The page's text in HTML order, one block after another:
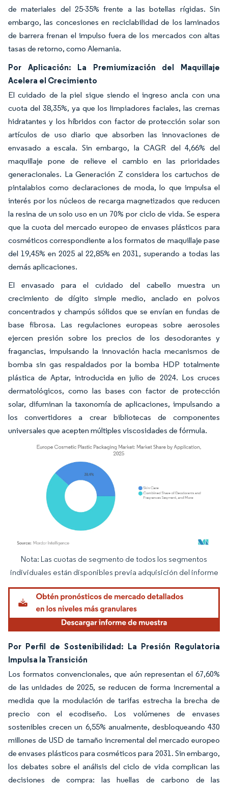
de materiales del 25-35% frente a las botellas rígidas. Sin
embargo, las concesiones en reciclabilidad de los laminados
de barrera frenan el impulso fuera de los mercados con altas
tasas de retorno, como Alemania.
Por Aplicación: La Premiumización del Maquillaje
Acelera el Crecimiento
El cuidado de la piel sigue siendo el ingreso ancla con una
cuota del 38,35%, ya que los limpiadores faciales, las cremas
hidratantes y los híbridos con factor de protección solar son
artículos de uso diario que absorben las innovaciones de
envasado a escala. Sin embargo, la CAGR del 4,66% del
maquillaje pone de relieve el cambio en las prioridades
generacionales. La Generación Z considera los cartuchos de
pintalabios como declaraciones de moda, lo que impulsa el
interés por los núcleos de recarga magnetizados que reducen
la resina de un solo uso en un 70% por ciclo de vida. Se espera
que la cuota del mercado europeo de envases plásticos para
cosméticos correspondiente a los formatos de maquillaje pase
del 19,45% en 2025 al 22,85% en 2031, superando a todas las
demás aplicaciones.
El envasado para el cuidado del cabello muestra un
crecimiento de dígito simple medio, anclado en polvos
concentrados y champús sólidos que se envían en fundas de
base fibrosa. Las regulaciones europeas sobre aerosoles
ejercen presión sobre los precios de los desodorantes y
fragancias, impulsando la innovación hacia mecanismos de
bomba sin gas respaldados por la bomba HDP totalmente
plástica de Aptar, introducida en julio de 2024. Los cruces
dermatológicos, como las bases con factor de protección
solar, difuminan la taxonomía de aplicaciones, impulsando a
los convertidores a crear bibliotecas de componentes
universales que acepten múltiples viscosidades de fórmula.
Imagen © Mordor Intelligence. El uso requiere atribución según CC BY 4.0.
Nota: Las cuotas de segmento de todos los segmentos
individuales están disponibles previa adquisición del informe
Por Perfil de Sostenibilidad: La Presión Regulatoria
Impulsa la Transición
Los formatos convencionales, que aún representan el 67,60%
de las unidades de 2025, se reducen de forma incremental a
medida que la modulación de tarifas estrecha la brecha de
precio con el ecodiseño. Los volúmenes de envases
sostenibles crecen un 6,55% anualmente, desbloqueando 430
millones de USD de tamaño incremental del mercado europeo
de envases plásticos para cosméticos para 2031. Sin embargo,
los debates sobre el análisis del ciclo de vida complican las
decisiones de compra: las huellas de carbono de las